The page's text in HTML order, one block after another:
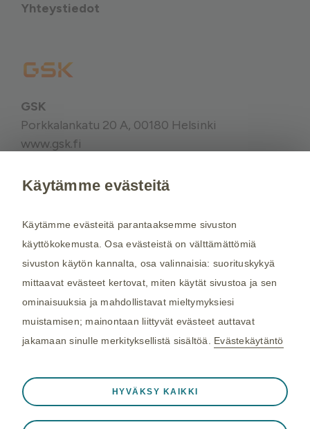
Yhteystiedot
GSK
Porkkalankatu 20 A, 00180 Helsinki
www.gsk.fi
ammattilaiselta. Rokotussuositukset perustuvat
THL:nsuosituksiin. Maakohtaiset
rokotussuositukset perustuvatMatkailijan
terveysoppaaseen, jota toimittaa Kustannus Oy
Duodecim (aiemmin THL). Tarkistamme
maakohtaiset rokotesuositukset kahdesti
vuodessa.
04/2024, NP-FI-TVX-WCNT-210005
Viimeisin päivitys 25.03.2025
Käytämme evästeitä
Käytämme evästeitä parantaaksemme sivuston
käyttökokemusta. Osa evästeistä on välttämättömiä
sivuston käytön kannalta, osa valinnaisia: suorituskykyä
mittaavat evästeet kertovat, miten käytät sivustoa ja sen
ominaisuuksia ja mahdollistavat mieltymyksiesi
muistamisen; mainontaan liittyvät evästeet auttavat
jakamaan sinulle merkityksellistä sisältöä. Evästekäytäntö
Välttämättömät evästeet ❮
HYVÄKSY KAIKKI